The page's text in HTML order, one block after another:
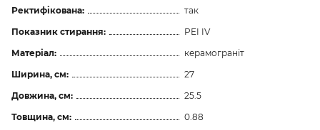
Ректифікована:
так
Показник стирання:
PEI IV
Матеріал:
керамограніт
Ширина, см:
27
Довжина, см:
25.5
Товщина, см:
0.88